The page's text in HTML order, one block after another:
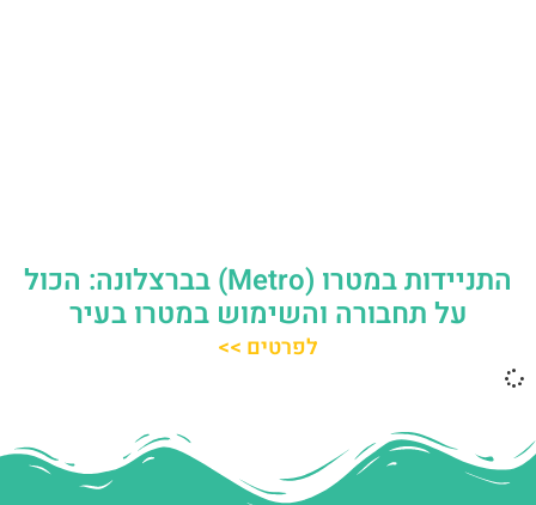
התניידות במטרו (Metro) בברצלונה: הכול
על תחבורה והשימוש במטרו בעיר
לפרטים >>